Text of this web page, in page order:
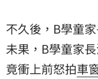
不久後，B學童
未果，B學童家
竟衝上前怒拍車